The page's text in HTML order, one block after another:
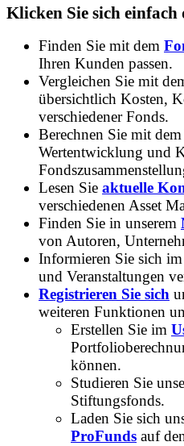
Klicken Sie sich einfach
Finden Sie mit dem
Ihren Kunden passen.
Vergleichen Sie mit
übersichtlich Kosten,
verschiedener Fonds.
Berechnen Sie mit dem
Wertentwicklung und
Lesen Sie aktuelle
verschiedenen Asset
Finden Sie in unserem
von Autoren,
Informieren Sie sich im
und Veranstaltungen
Registrieren Sie sich
weiteren Funktionen
Erstellen Sie im
können.
Studieren Sie
Stiftungsfonds.
Laden Sie sich
ProFunds auf